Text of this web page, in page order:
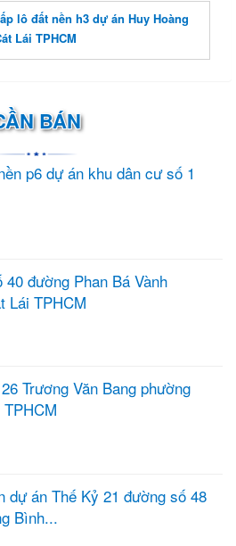
lô đất nền h3 dự án Huy Hoàng
Lái TPHCM
BÁN
p6 dự án khu dân cư số 1
40 đường Phan Bá Vành
Lái TPHCM
Trương Văn Bang phường
dự án Thế Kỷ 21 đường số 48
Bình...